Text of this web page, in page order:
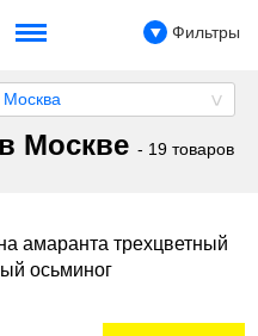
Фильтры
Москва
Москве - 19 товаров
амаранта трехцветный
осьминог